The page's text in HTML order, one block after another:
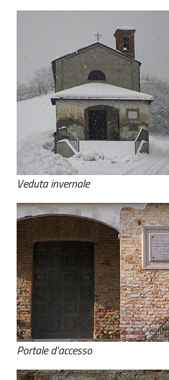
Veduta invernale
Portale d'accesso